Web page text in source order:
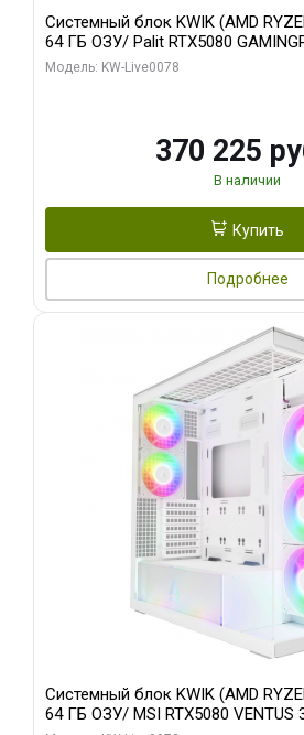
Системный блок KWIK (AMD
64 ГБ ОЗУ/ Palit RTX5080
GDDR7 256bit 3xDP HD/ 1 ТБ SSD)
Модель: KW-Live0078
370 225
В наличии
Купить
Подробнее
Системный блок KWIK (AMD
64 ГБ ОЗУ/ MSI RTX5080 VENTUS